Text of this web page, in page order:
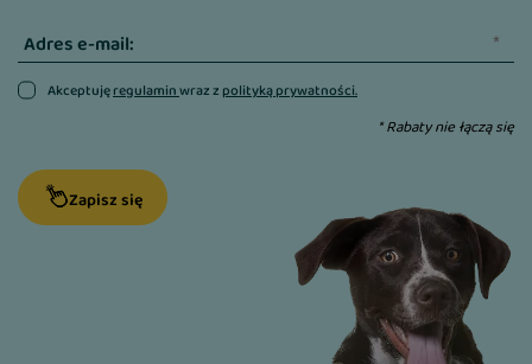
Adres e-mail:
Akceptujęregulaminwraz zpolityką prywatności.
* Rabaty nie łączą się
Zapisz się